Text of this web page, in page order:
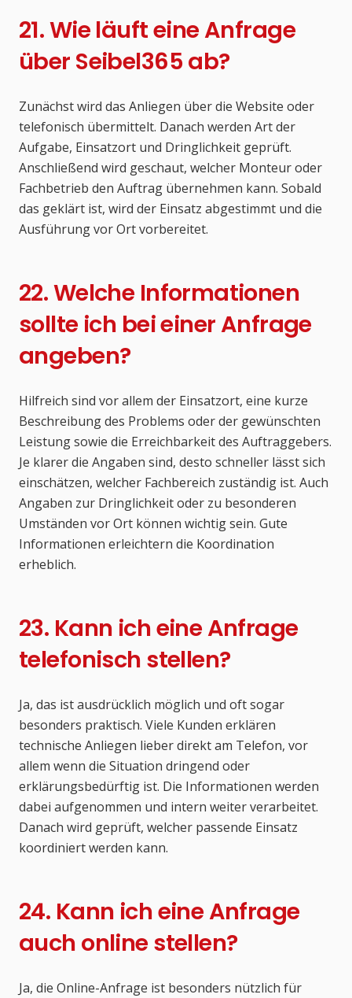
21. Wie läuft eine Anfrage
über Seibel365 ab?
Zunächst wird das Anliegen über die Website oder
telefonisch übermittelt. Danach werden Art der
Aufgabe, Einsatzort und Dringlichkeit geprüft.
Anschließend wird geschaut, welcher Monteur oder
Fachbetrieb den Auftrag übernehmen kann. Sobald
das geklärt ist, wird der Einsatz abgestimmt und die
Ausführung vor Ort vorbereitet.
22. Welche Informationen
sollte ich bei einer Anfrage
angeben?
Hilfreich sind vor allem der Einsatzort, eine kurze
Beschreibung des Problems oder der gewünschten
Leistung sowie die Erreichbarkeit des Auftraggebers.
Je klarer die Angaben sind, desto schneller lässt sich
einschätzen, welcher Fachbereich zuständig ist. Auch
Angaben zur Dringlichkeit oder zu besonderen
Umständen vor Ort können wichtig sein. Gute
Informationen erleichtern die Koordination
erheblich.
23. Kann ich eine Anfrage
telefonisch stellen?
Ja, das ist ausdrücklich möglich und oft sogar
besonders praktisch. Viele Kunden erklären
technische Anliegen lieber direkt am Telefon, vor
allem wenn die Situation dringend oder
erklärungsbedürftig ist. Die Informationen werden
dabei aufgenommen und intern weiter verarbeitet.
Danach wird geprüft, welcher passende Einsatz
koordiniert werden kann.
24. Kann ich eine Anfrage
auch online stellen?
Ja, die Online-Anfrage ist besonders nützlich für